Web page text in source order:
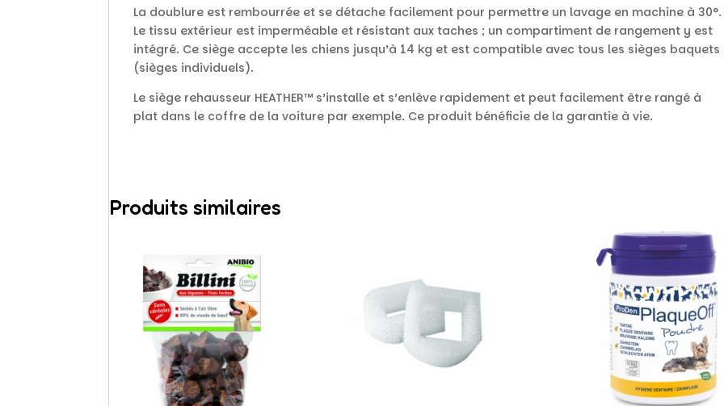
La doublure est rembourrée et se détache facilement pour permettre un lavage en machine à 30°.
Le tissu extérieur est imperméable et résistant aux taches ; un compartiment de rangement y est
intégré. Ce siège accepte les chiens jusqu’à 14 kg et est compatible avec tous les sièges baquets
(sièges individuels).
Le siège rehausseur HEATHER™ s’installe et s’enlève rapidement et peut facilement être rangé à
plat dans le coffre de la voiture par exemple. Ce produit bénéficie de la garantie à vie.
Produits similaires